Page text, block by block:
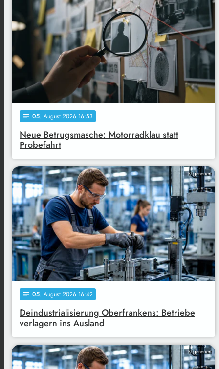
notes 05. August 2026 16:53
Neue Betrugsmasche: Motorradklau statt
Probefahrt
KI-generiert
notes 05. August 2026 16:42
Deindustrialisierung Oberfrankens: Betriebe
verlagern ins Ausland
KI-generiert